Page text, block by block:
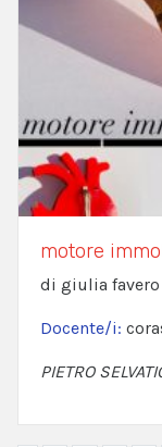
motore
di giulia
Docente/i:
PIETRO